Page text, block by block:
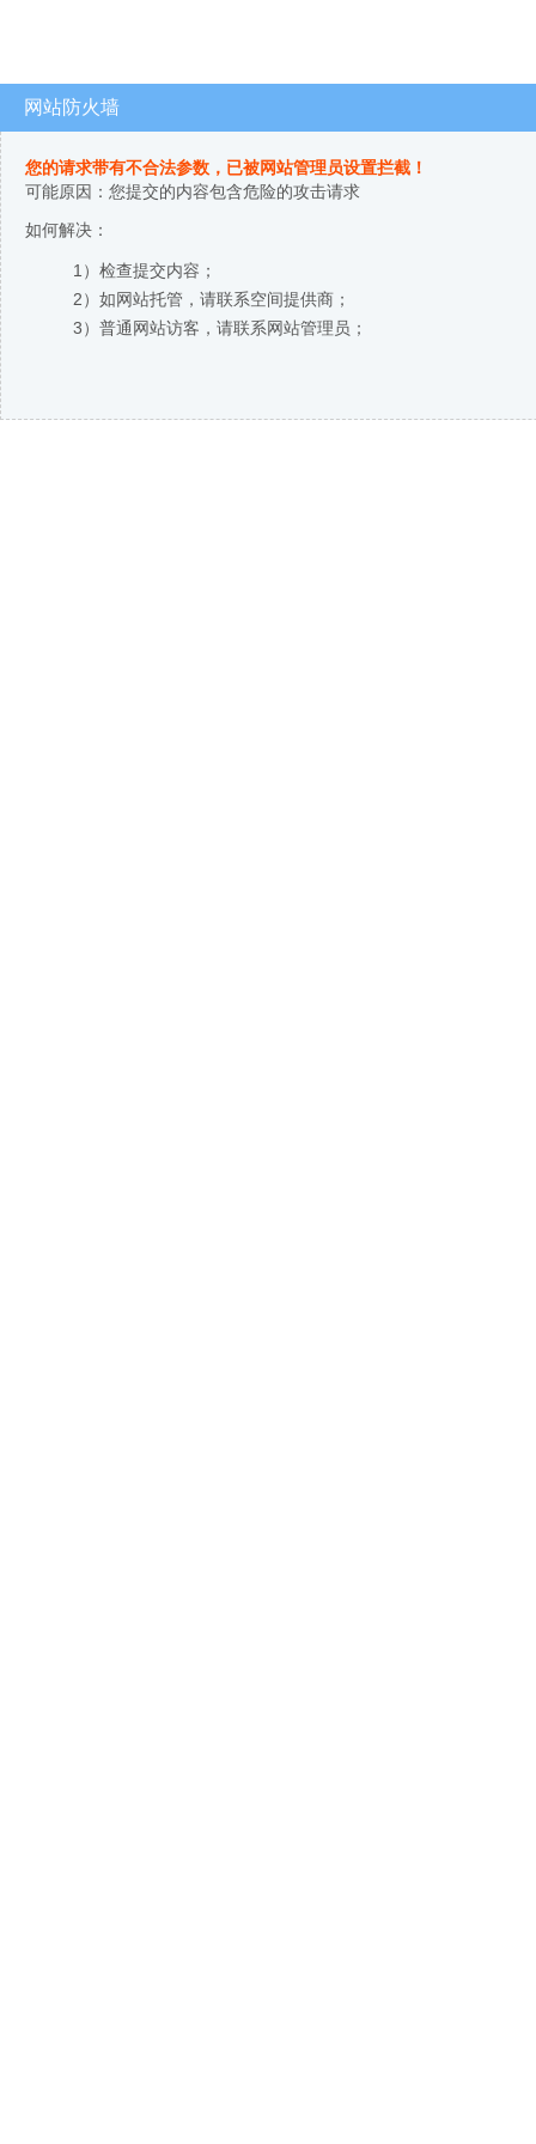
网站防火墙
您的请求带有不合法参数，已被网站管理员设置拦截！
可能原因：您提交的内容包含危险的攻击请求
如何解决：
1）检查提交内容；
2）如网站托管，请联系空间提供商；
3）普通网站访客，请联系网站管理员；